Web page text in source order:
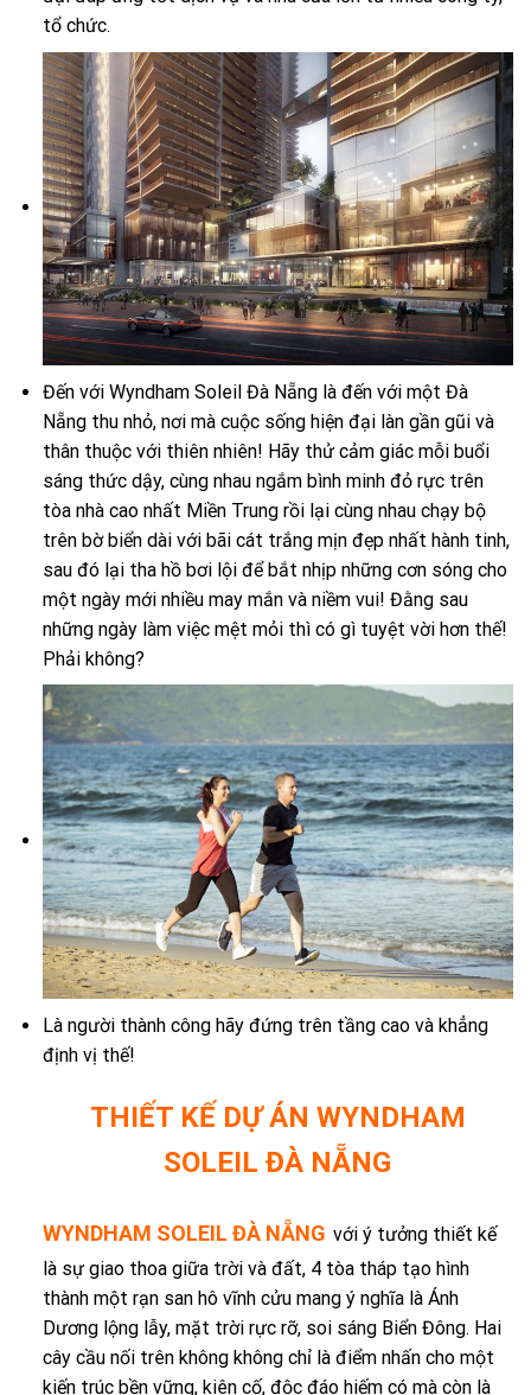
tổ chức.
Đến với Wyndham Soleil Đà Nẵng là đến với một Đà
Nẵng thu nhỏ, nơi mà cuộc sống hiện đại làn gần gũi và
thân thuộc với thiên nhiên! Hãy thử cảm giác mỗi buổi
sáng thức dậy, cùng nhau ngắm bình minh đỏ rực trên
tòa nhà cao nhất Miền Trung rồi lại cùng nhau chạy bộ
trên bờ biển dài với bãi cát trắng mịn đẹp nhất hành tinh,
sau đó lại tha hồ bơi lội để bắt nhịp những cơn sóng cho
một ngày mới nhiều may mắn và niềm vui! Đằng sau
những ngày làm việc mệt mỏi thì có gì tuyệt vời hơn thế!
Phải không?
Là người thành công hãy đứng trên tầng cao và khẳng
định vị thế!
THIẾT KẾ DỰ ÁN WYNDHAM
SOLEIL ĐÀ NẴNG
WYNDHAM SOLEIL ĐÀ NẴNG với ý tưởng thiết kế
là sự giao thoa giữa trời và đất, 4 tòa tháp tạo hình
thành một rạn san hô vĩnh cửu mang ý nghĩa là Ánh
Dương lộng lẫy, mặt trời rực rỡ, soi sáng Biển Đông. Hai
cây cầu nối trên không không chỉ là điểm nhấn cho một
kiến trúc bền vững, kiên cố, độc đáo hiếm có mà còn là